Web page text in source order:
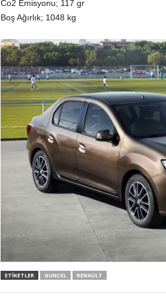
Co2 Emisyonu; 117 gr
Boş Ağırlık; 1048 kg
ETIKETLER GUNCEL RENAULT